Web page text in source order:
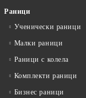
Раници
Ученически раници
Малки раници
Раници с колела
Комплекти раници
Бизнес раници